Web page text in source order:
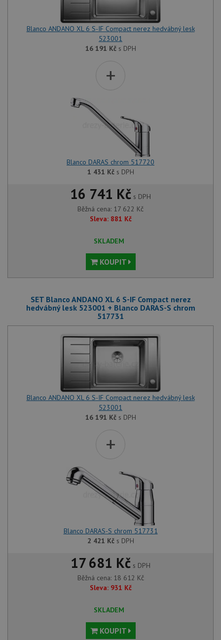
Blanco ANDANO XL 6 S-IF Compact nerez hedvábný lesk
523001
16 191 Kčs DPH
+
Blanco DARAS chrom 517720
1 431 Kčs DPH
16 741 Kč s DPH
Běžná cena: 17 622 Kč
Sleva: 881 Kč
SKLADEM
KOUPIT
SET Blanco ANDANO XL 6 S-IF Compact nerez
hedvábný lesk 523001 + Blanco DARAS-S chrom
517731
Blanco ANDANO XL 6 S-IF Compact nerez hedvábný lesk
523001
16 191 Kčs DPH
+
Blanco DARAS-S chrom 517731
2 421 Kčs DPH
17 681 Kč s DPH
Běžná cena: 18 612 Kč
Sleva: 931 Kč
SKLADEM
KOUPIT